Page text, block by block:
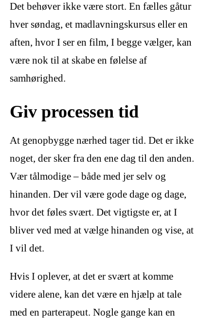
Det behøver ikke være stort. En fælles gåtur
hver søndag, et madlavningskursus eller en
aften, hvor I ser en film, I begge vælger, kan
være nok til at skabe en følelse af
samhørighed.
Giv processen tid
At genopbygge nærhed tager tid. Det er ikke
noget, der sker fra den ene dag til den anden.
Vær tålmodige – både med jer selv og
hinanden. Der vil være gode dage og dage,
hvor det føles svært. Det vigtigste er, at I
bliver ved med at vælge hinanden og vise, at
I vil det.
Hvis I oplever, at det er svært at komme
videre alene, kan det være en hjælp at tale
med en parterapeut. Nogle gange kan en